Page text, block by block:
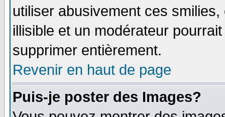
utiliser abusivement ces
illisible et un modérateur
supprimer entièrement.
Revenir en haut de page
Puis-je poster des Images?